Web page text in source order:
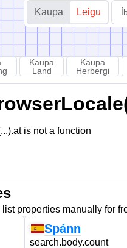
Kaupa Leigu
Kaupa
Land
Kaupa
Herbergi
is not a function
properties manually for
Spánn
search.body.count